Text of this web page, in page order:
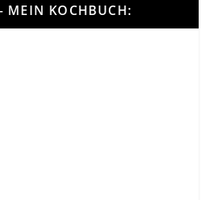
MEIN KOCHBUCH: